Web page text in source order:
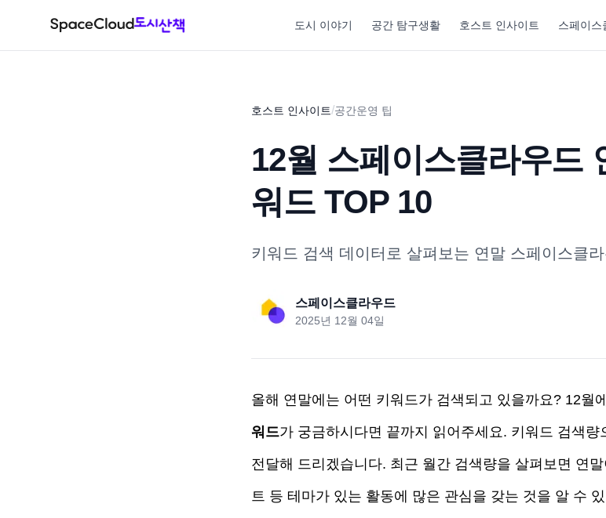
도시 이야기 공간 탐구생활 호스트 인사이트 스페이스
호스트 인사이트/공간운영 팁
12월 스페이스클라우드
워드 TOP 10
키워드 검색 데이터로 살펴보는 연말 스페이스클
스페이스클라우드
2025년 12월 04일
올해 연말에는 어떤 키워드가 검색되고 있을까요? 12월
워드가 궁금하시다면 끝까지 읽어주세요. 키워드 검색
전달해 드리겠습니다. 최근 월간 검색량을 살펴보면 연
트 등 테마가 있는 활동에 많은 관심을 갖는 것을 알 수 있